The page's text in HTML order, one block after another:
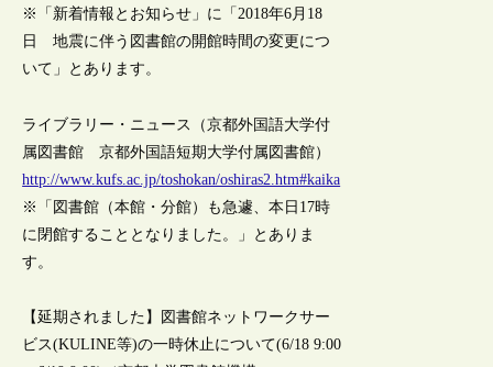
※「新着情報とお知らせ」に「2018年6月18
日 地震に伴う図書館の開館時間の変更につ
いて」とあります。
ライブラリー・ニュース（京都外国語大学付
属図書館 京都外国語短期大学付属図書館）
http://www.kufs.ac.jp/toshokan/oshiras2.htm#kaika
※「図書館（本館・分館）も急遽、本日17時
に閉館することとなりました。」とありま
す。
【延期されました】図書館ネットワークサー
ビス(KULINE等)の一時休止について(6/18 9:00